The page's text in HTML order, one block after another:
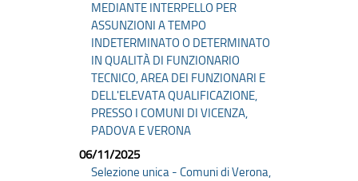
MEDIANTE INTERPELLO PER
ASSUNZIONI A TEMPO
INDETERMINATO O DETERMINATO
IN QUALITÀ DI FUNZIONARIO
TECNICO, AREA DEI FUNZIONARI E
DELL'ELEVATA QUALIFICAZIONE,
PRESSO I COMUNI DI VICENZA,
PADOVA E VERONA
06/11/2025
Selezione unica - Comuni di Verona,